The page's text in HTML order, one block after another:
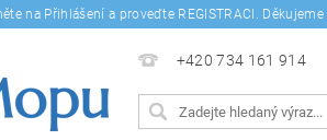
na Přihlášení a proveďte REGISTRACI.
+420 734 161 914